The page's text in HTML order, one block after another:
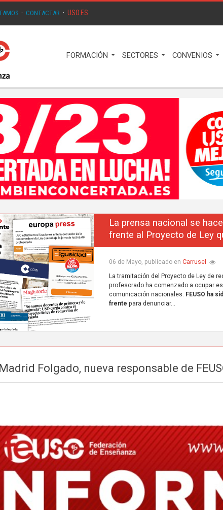
· CONTACTAR · USO.ES
FORMACIÓN SECTORES CONVENIOS
La prensa nacional se
frente al Proyecto de Ley
06 de Mayo, publicado en Carrusel
La tramitación del Proyecto de Ley de
profesorado ha comenzado a ocupar
comunicación nacionales. FEUSO ha
frente para denunciar...
Folgado, nueva responsable de